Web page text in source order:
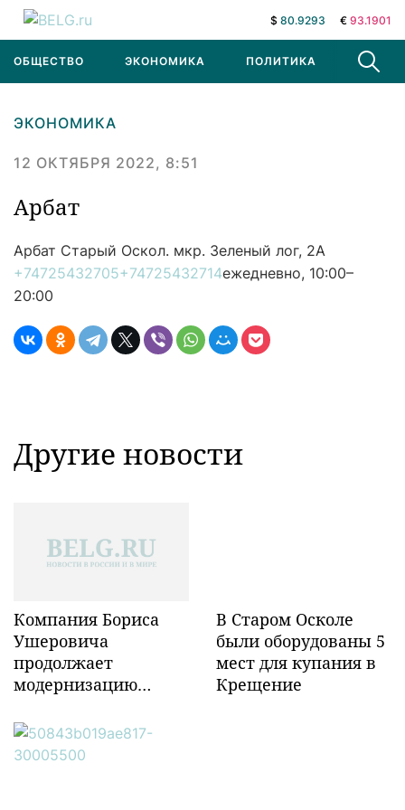
$ 80.9293 € 93.1901
ОБЩЕСТВО ЭКОНОМИКА ПОЛИТИКА В МИРЕ
ЭКОНОМИКА
12 ОКТЯБРЯ 2022, 8:51
Арбат
Арбат Старый Оскол. мкр. Зеленый лог, 2А
+74725432705+74725432714ежедневно, 10:00–
20:00
Другие новости
Компания Бориса
Ушеровича
продолжает
модернизацию
инфраструктуры в
Забайкалье
В Старом Осколе
были оборудованы 5
мест для купания в
Крещение